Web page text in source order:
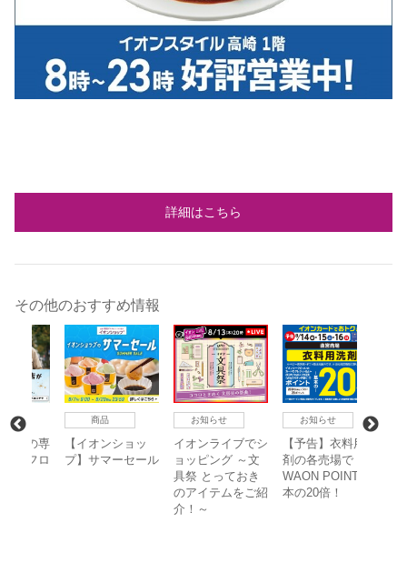
詳細はこちら
その他のおすすめ情報
【イオンショッ
プ】サマーセール
お知らせ
イオンライブでシ
ョッピング ～文
具祭 とっておき
のアイテムをご紹
介！～
お知らせ
【予告】衣料用洗
剤の各売場で
WAON POINT基
本の20倍！